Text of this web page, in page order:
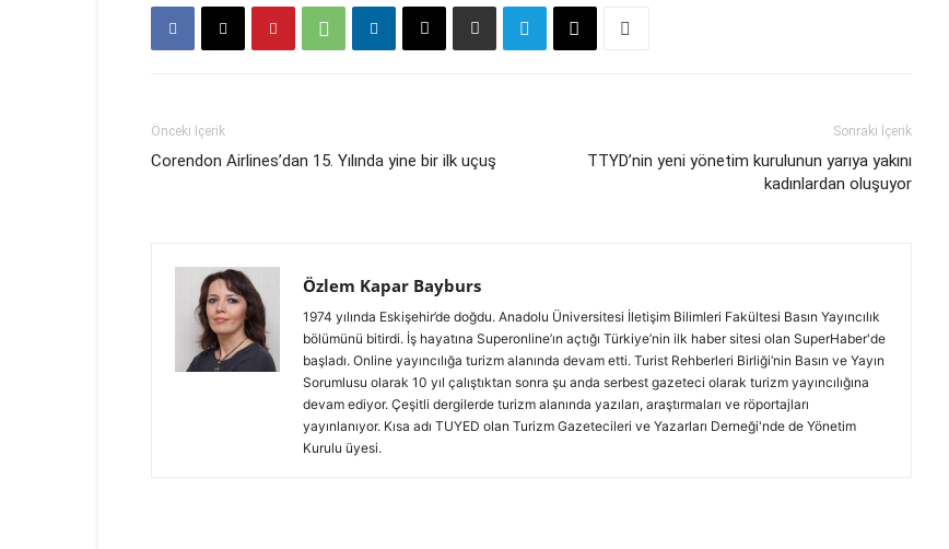
Önceki İçerik
Corendon Airlines’dan 15. Yılında yine bir ilk uçuş
Sonraki İçerik
TTYD’nin yeni yönetim kurulunun yarıya yakını
kadınlardan oluşuyor
Özlem Kapar Bayburs
1974 yılında Eskişehir’de doğdu. Anadolu Üniversitesi İletişim Bilimleri Fakültesi Basın Yayıncılık
bölümünü bitirdi. İş hayatına Superonline’ın açtığı Türkiye’nin ilk haber sitesi olan SuperHaber'de
başladı. Online yayıncılığa turizm alanında devam etti. Turist Rehberleri Birliği‘nin Basın ve Yayın
Sorumlusu olarak 10 yıl çalıştıktan sonra şu anda serbest gazeteci olarak turizm yayıncılığına
devam ediyor. Çeşitli dergilerde turizm alanında yazıları, araştırmaları ve röportajları
yayınlanıyor. Kısa adı TUYED olan Turizm Gazetecileri ve Yazarları Derneği'nde de Yönetim
Kurulu üyesi.